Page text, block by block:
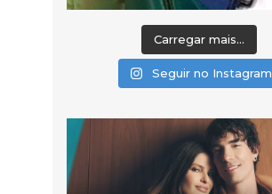
Carregar mais...
Seguir no Instagram